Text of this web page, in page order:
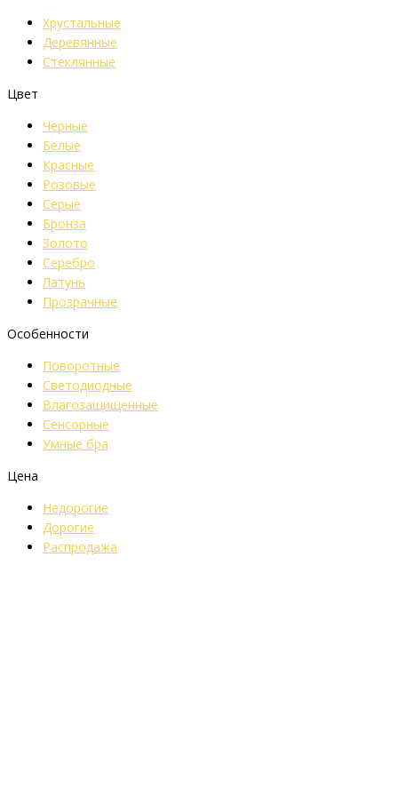
Хрустальные
Деревянные
Стеклянные
Цвет
Черные
Белые
Красные
Розовые
Серые
Бронза
Золото
Серебро
Латунь
Прозрачные
Особенности
Поворотные
Светодиодные
Влагозащищенные
Сенсорные
Умные бра
Цена
Недорогие
Дорогие
Распродажа